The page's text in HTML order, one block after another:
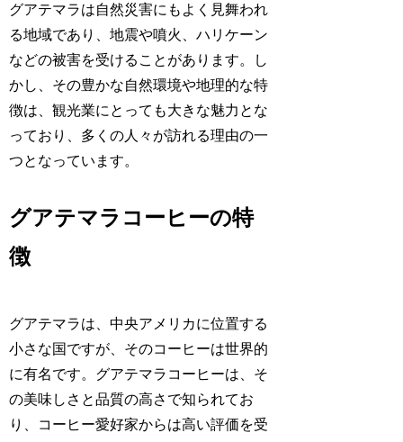
グアテマラは自然災害にもよく見舞われ
る地域であり、地震や噴火、ハリケーン
などの被害を受けることがあります。し
かし、その豊かな自然環境や地理的な特
徴は、観光業にとっても大きな魅力とな
っており、多くの人々が訪れる理由の一
つとなっています。
グアテマラコーヒーの特
徴
グアテマラは、中央アメリカに位置する
小さな国ですが、そのコーヒーは世界的
に有名です。グアテマラコーヒーは、そ
の美味しさと品質の高さで知られてお
り、コーヒー愛好家からは高い評価を受